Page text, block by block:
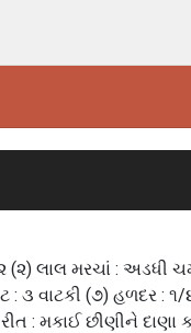
(૨) લાલ મરચાં :
૩ વાટકી (૭) હળદર :
: મકાઈ છીણીને દાણા